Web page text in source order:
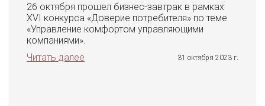
26 октября прошел бизнес-завтрак в рамках
XVI конкурса «Доверие потребителя» по теме
«Управление комфортом управляющими
компаниями».
Читать далее
31 октября 2023 г.